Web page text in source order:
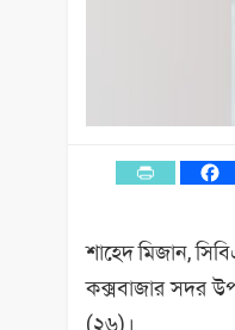
শাহেদ মিজান,
কক্সবাজার সদর
(২৬)।